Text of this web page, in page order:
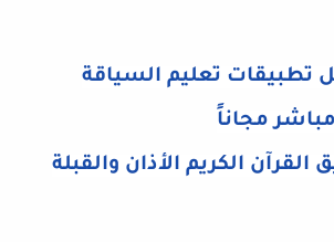
تطبيقات تعليم السياقة
مجاناً
الكريم الأذان والقبلة